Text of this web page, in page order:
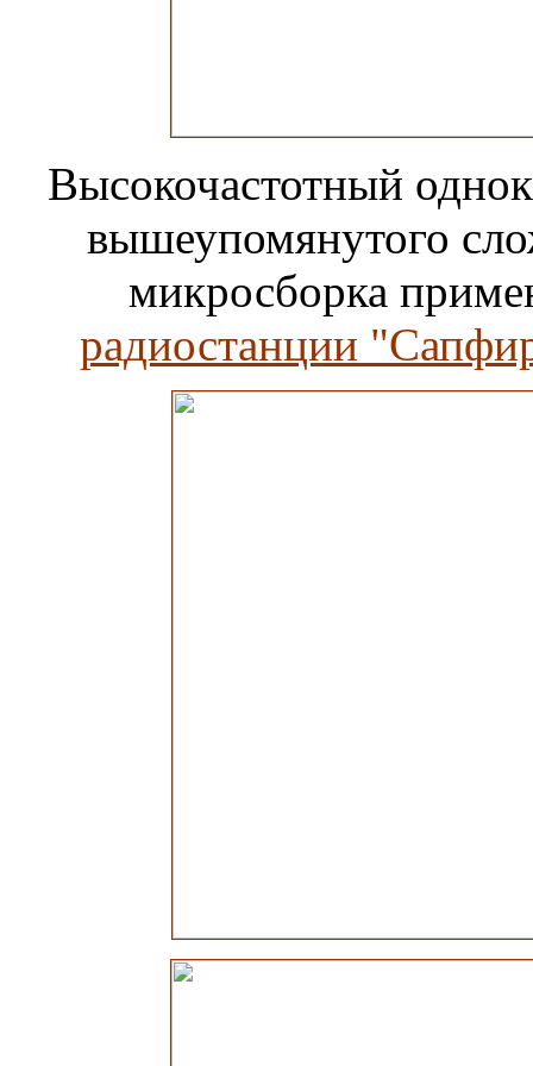
Высокочастотный
вышеупомянутого
микросборка
радиостанции